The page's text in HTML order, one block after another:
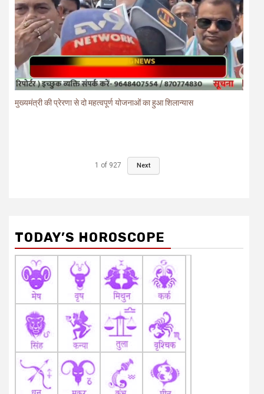
मुख्यमंत्री की प्रेरणा से दो महत्वपूर्ण योजनाओं का हुआ शिलान्यास
1 of 927 Next
TODAY’S HOROSCOPE